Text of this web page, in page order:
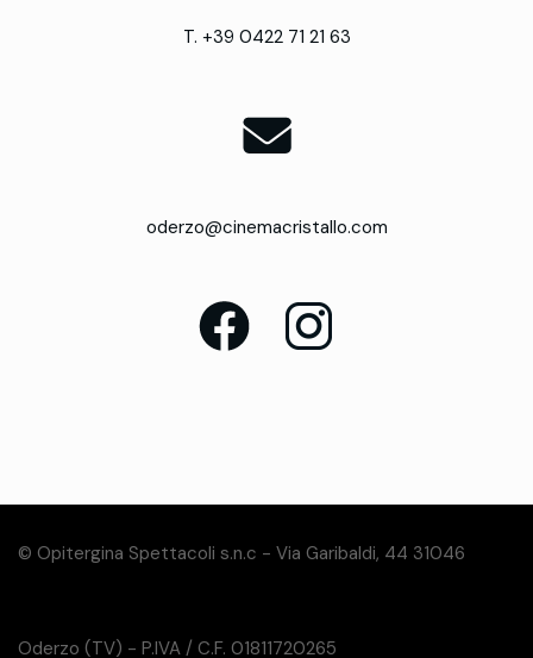
T. +39 0422 71 21 63
oderzo@cinemacristallo.com
© Opitergina Spettacoli s.n.c - Via Garibaldi, 44 31046
Oderzo (TV) - P.IVA / C.F. 01811720265